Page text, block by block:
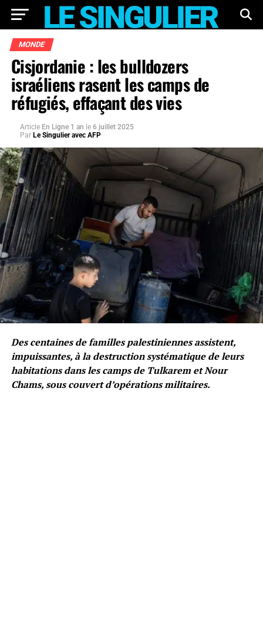
MONDE
Cisjordanie : les bulldozers
israéliens rasent les camps de
réfugiés, effaçant des vies
Article En Ligne 1 an le 6 juillet 2025
Par Le Singulier avec AFP
Des centaines de familles palestiniennes assistent,
impuissantes, à la destruction systématique de leurs
habitations dans les camps de Tulkarem et Nour
Chams, sous couvert d’opérations militaires.